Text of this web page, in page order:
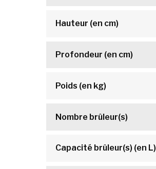
Hauteur (en cm)
Profondeur (en cm)
Poids (en kg)
Nombre brûleur(s)
Capacité brûleur(s) (en L)